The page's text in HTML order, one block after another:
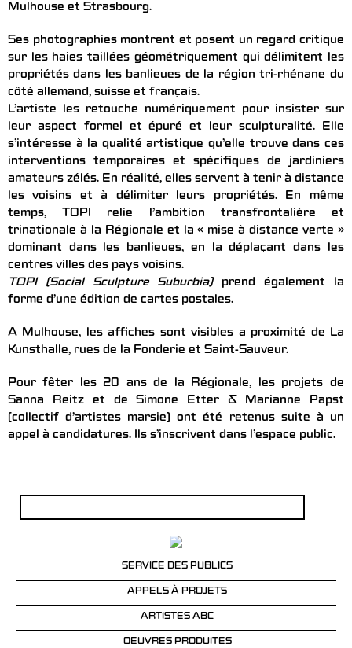
Mulhouse et Strasbourg.
Ses photographies montrent et posent un regard critique
sur les haies taillées géométriquement qui délimitent les
propriétés dans les banlieues de la région tri-rhénane du
côté allemand, suisse et français.
L’artiste les retouche numériquement pour insister sur
leur aspect formel et épuré et leur sculpturalité. Elle
s’intéresse à la qualité artistique qu’elle trouve dans ces
interventions temporaires et spécifiques de jardiniers
amateurs zélés. En réalité, elles servent à tenir à distance
les voisins et à délimiter leurs propriétés. En même
temps, TOPI relie l’ambition transfrontalière et
trinationale à la Régionale et la « mise à distance verte »
dominant dans les banlieues, en la déplaçant dans les
centres villes des pays voisins.
TOPI (Social Sculpture Suburbia)prend également la
forme d’une édition de cartes postales.
A Mulhouse, les affiches sont visibles a proximité de La
Kunsthalle, rues de la Fonderie et Saint-Sauveur.
Pour fêter les 20 ans de la Régionale, les projets de
Sanna Reitz et de Simone Etter & Marianne Papst
(collectif d’artistes marsie) ont été retenus suite à un
appel à candidatures. Ils s’inscrivent dans l’espace public.
SERVICE DES PUBLICS
APPELS À PROJETS
ARTISTES ABC
OEUVRES PRODUITES